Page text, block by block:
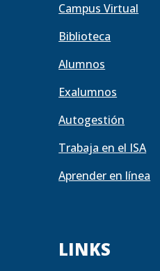
Campus Virtual
Biblioteca
Alumnos
Exalumnos
Autogestión
Trabaja en el ISA
Aprender en línea
LINKS